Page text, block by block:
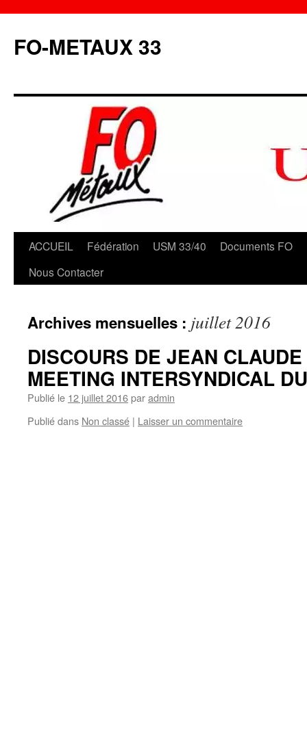
contenu
FO-METAUX 33
ACCUEIL Fédération USM 33/40 Documents FO
Nous Contacter
Archives mensuelles : juillet 2016
DISCOURS DE JEAN
MEETING INTERSYNDICAL
Publié le 12 juillet 2016paradmin
Publié dans Non classé | Laisser un commentaire